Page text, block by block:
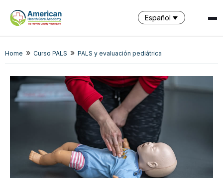
Español
Home » Curso PALS » PALS y evaluación pediátrica
SPARK
AI Assistant · AHCA